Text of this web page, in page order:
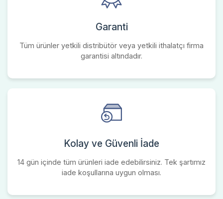
Garanti
Tüm ürünler yetkili distribütör veya yetkili ithalatçı firma
garantisi altındadır.
Kolay ve Güvenli İade
14 gün içinde tüm ürünleri iade edebilirsiniz. Tek şartımız
iade koşullarına uygun olması.